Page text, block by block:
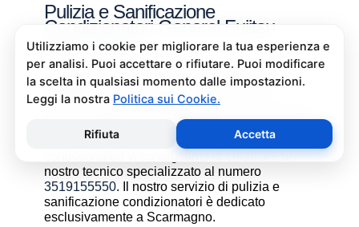
Pulizia e Sanificazione
Condizionatori General Fujitsu
Scarmagno
La pulizia e sanificazione condizionatori è
un’operazione che deve essere fatta con
attenzione e con i giusti prodotti per non
rischiare danni al condizionatore e alla salute di
chi vive nell’ambiente climatizzato. Se non
avete manualità o confidenza con i
condizionatori vi consigliamo di chiamare un
nostro tecnico specializzato al numero
3519155550. Il nostro servizio di pulizia e
sanificazione condizionatori è dedicato
esclusivamente a Scarmagno.